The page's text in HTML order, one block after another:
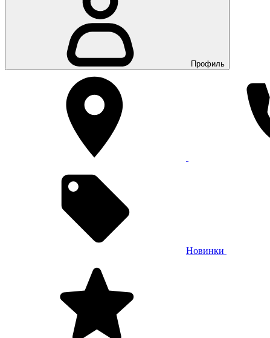
Профиль
Новинки